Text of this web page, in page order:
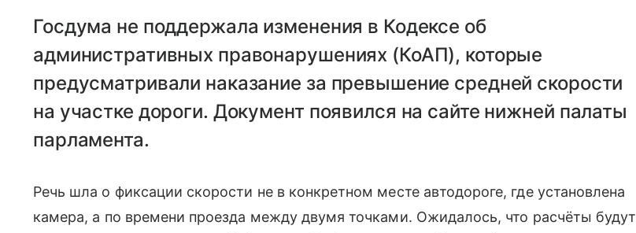
Госдума не поддержала изменения в Кодексе об
административных правонарушениях (КоАП), которые
предусматривали наказание за превышение средней скорости
на участке дороги. Документ появился на сайте нижней палаты
парламента.
Речь шла о фиксации скорости не в конкретном месте автодороге, где установлена
камера, а по времени проезда между двумя точками. Ожидалось, что расчёты будут